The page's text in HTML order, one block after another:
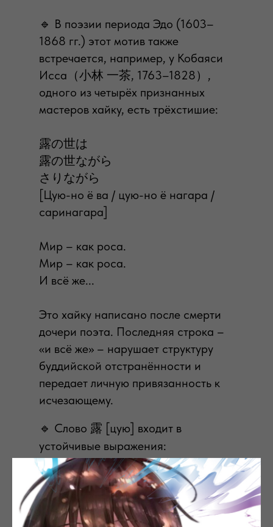
🔹 В поэзии периода Эдо (1603–
1868 гг.) этот мотив также
встречается, например, у Кобаяси
Исса（小林 一茶, 1763–1828）,
одного из четырёх признанных
мастеров хайку, есть трёхстишие:
露の世は
露の世ながら
さりながら
[Цую-но ё ва / цую-но ё нагара /
саринагара]
Мир – как роса.
Мир – как роса.
И всё же...
Это хайку написано после смерти
дочери поэта. Последняя строка –
«и всё же» – нарушает структуру
буддийской отстранённости и
передает личную привязанность к
исчезающему.
🔹 Слово 露 [цую] входит в
устойчивые выражения:
👉 露の宿（つゆのやど）[цую-но
ядо] – «временное жилище»,